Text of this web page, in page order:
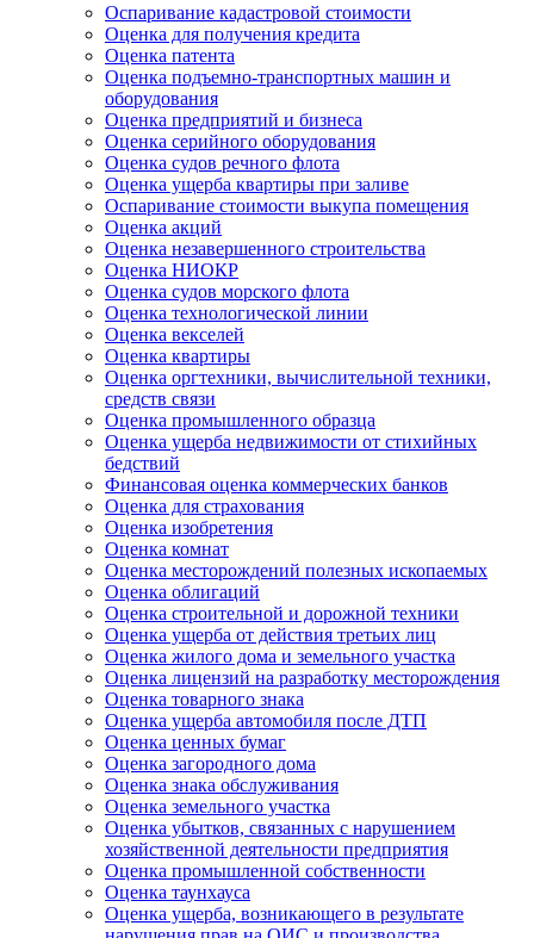
Оспаривание кадастровой стоимости
Оценка для получения кредита
Оценка патента
Оценка подъемно-транспортных машин и
оборудования
Оценка предприятий и бизнеса
Оценка серийного оборудования
Оценка судов речного флота
Оценка ущерба квартиры при заливе
Оспаривание стоимости выкупа помещения
Оценка акций
Оценка незавершенного строительства
Оценка НИОКР
Оценка судов морского флота
Оценка технологической линии
Оценка векселей
Оценка квартиры
Оценка оргтехники, вычислительной техники,
средств связи
Оценка промышленного образца
Оценка ущерба недвижимости от стихийных
бедствий
Финансовая оценка коммерческих банков
Оценка для страхования
Оценка изобретения
Оценка комнат
Оценка месторождений полезных ископаемых
Оценка облигаций
Оценка строительной и дорожной техники
Оценка ущерба от действия третьих лиц
Оценка жилого дома и земельного участка
Оценка лицензий на разработку месторождения
Оценка товарного знака
Оценка ущерба автомобиля после ДТП
Оценка ценных бумаг
Оценка загородного дома
Оценка знака обслуживания
Оценка земельного участка
Оценка убытков, связанных с нарушением
хозяйственной деятельности предприятия
Оценка промышленной собственности
Оценка таунхауса
Оценка ущерба, возникающего в результате